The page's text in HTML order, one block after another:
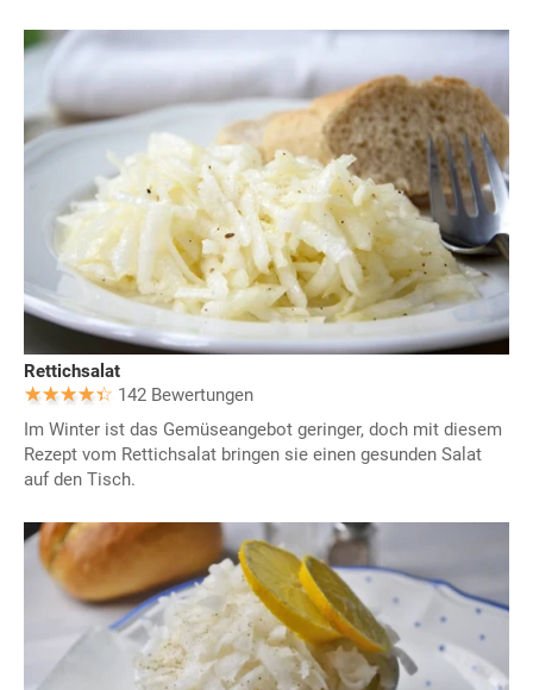
Rettichsalat
142 Bewertungen
Im Winter ist das Gemüseangebot geringer, doch mit diesem
Rezept vom Rettichsalat bringen sie einen gesunden Salat
auf den Tisch.